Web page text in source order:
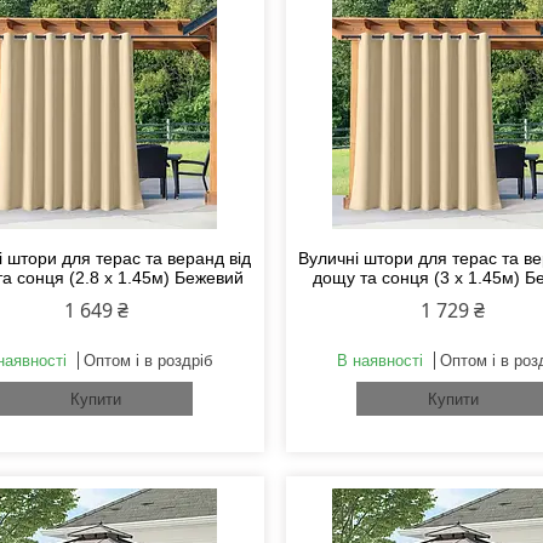
штори для терас та веранд від
сонця (2.8 х 1.45м) Бежевий
1 649 ₴
Оптом і в роздріб
Купити
Вуличні штори для терас та
дощу та сонця (3 х 1.45м)
1 729 ₴
В наявності Оптом і в
Купити